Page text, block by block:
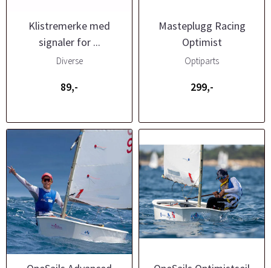
Klistremerke med
signaler for ...
Diverse
89,-
Masteplugg Racing
Optimist
Optiparts
299,-